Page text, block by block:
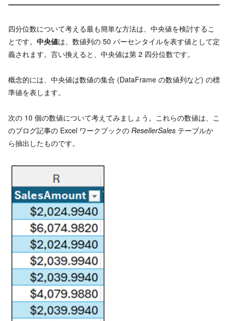
四分位数について考える最も簡単な方法は、中央値を検討するこ
とです。 中央値は、数値列の 50 パーセンタイルを表す値として定
義されます。言い換えると、中央値は第 2 四分位数です。
概念的には、中央値は数値の集合 (DataFrame の数値列など) の標
準値を表します。
次の 10 個の数値について考えてみましょう。これらの数値は、こ
のブログ記事の Excel ワークブックの ResellerSales テーブルか
ら抽出したものです。